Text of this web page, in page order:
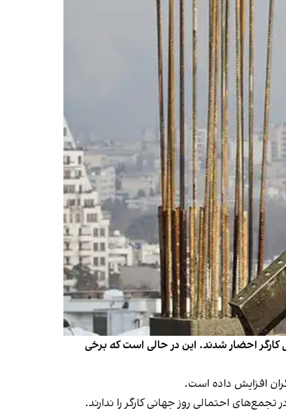
همزمان با روز جهانی کارگر احضار شدند. این در حالی است که برخی
احتمالی روز جهانی کارگر را ندارند.